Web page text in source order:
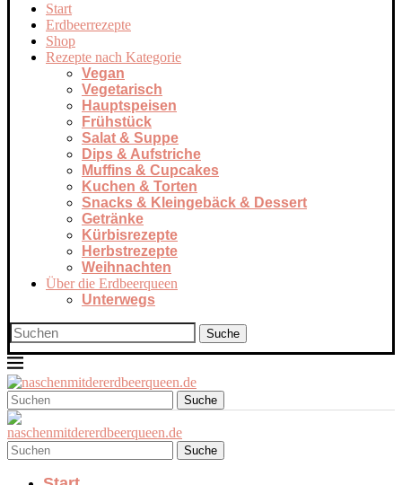
Start
Erdbeerrezepte
Shop
Rezepte nach Kategorie
Vegan
Vegetarisch
Hauptspeisen
Frühstück
Salat & Suppe
Dips & Aufstriche
Muffins & Cupcakes
Kuchen & Torten
Snacks & Kleingebäck & Dessert
Getränke
Kürbisrezepte
Herbstrezepte
Weihnachten
Über die Erdbeerqueen
Unterwegs
Suche
Suche
Suche